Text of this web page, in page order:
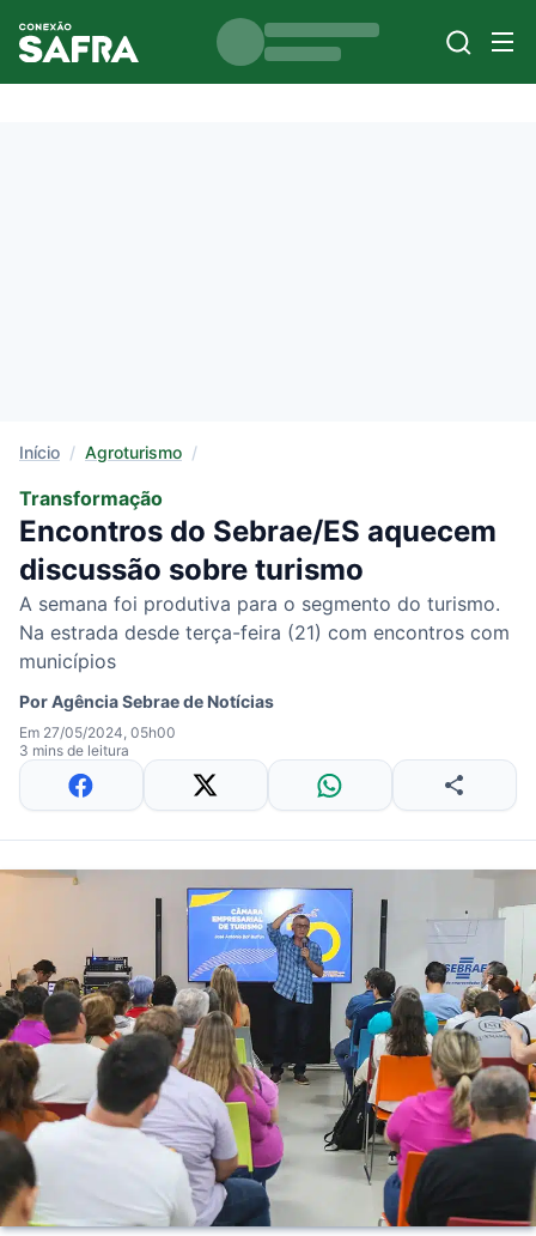
Início / Agroturismo /
Transformação
Encontros do Sebrae/ES aquecem
discussão sobre turismo
A semana foi produtiva para o segmento do turismo.
Na estrada desde terça-feira (21) com encontros com
municípios
PorAgência Sebrae de Notícias
Em 27/05/2024, 05h00
3 mins de leitura